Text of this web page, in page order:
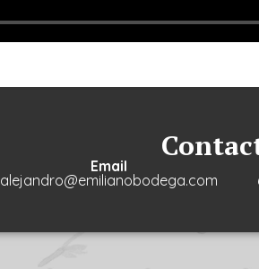
Email
alejandro@emilianobodega.com